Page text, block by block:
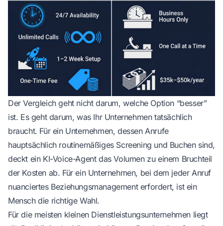
Der Vergleich geht nicht darum, welche Option “besser”
ist. Es geht darum, was Ihr Unternehmen tatsächlich
braucht. Für ein Unternehmen, dessen Anrufe
hauptsächlich routinemäßiges Screening und Buchen sind,
deckt ein KI-Voice-Agent das Volumen zu einem Bruchteil
der Kosten ab. Für ein Unternehmen, bei dem jeder Anruf
nuanciertes Beziehungsmanagement erfordert, ist ein
Mensch die richtige Wahl.
Für die meisten kleinen Dienstleistungsunternehmen liegt